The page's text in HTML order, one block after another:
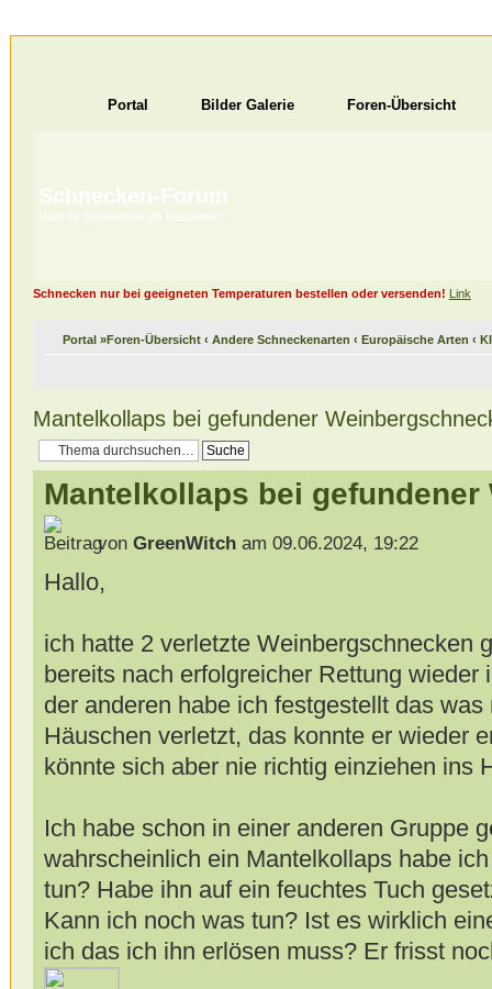
Portal Bilder Galerie Foren-Übersicht
Schnecken-Forum
Habt ihr Schnecken als Haustiere?
Schnecken nur bei geeigneten Temperaturen bestellen oder versenden! Link
Portal»Foren-Übersicht ‹ Andere Schneckenarten ‹ Europäische Arten ‹
Mantelkollaps bei gefundener
Mantelkollaps bei
von GreenWitcham 09.06.2024, 19:22
Hallo,
ich hatte 2 verletzte Weinbergschnecken
bereits nach erfolgreicher Rettung wieder
der anderen habe ich festgestellt das
Häuschen verletzt, das konnte er wieder
könnte sich aber nie richtig einziehen ins
Ich habe schon in einer anderen Gruppe
wahrscheinlich ein Mantelkollaps habe
tun? Habe ihn auf ein feuchtes Tuch
Kann ich noch was tun? Ist es wirklich
ich das ich ihn erlösen muss? Er frisst